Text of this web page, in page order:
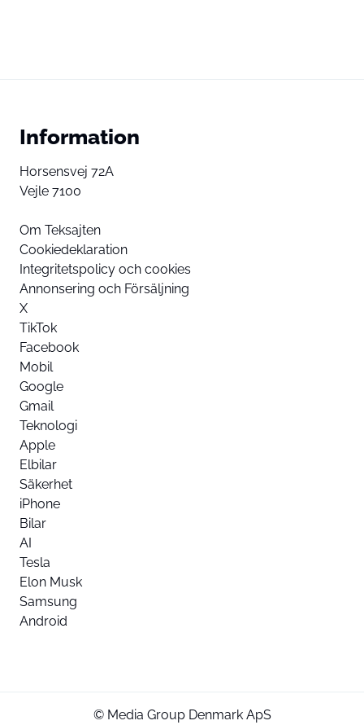
Information
Horsensvej 72A
Vejle 7100
Om Teksajten
Cookiedeklaration
Integritetspolicy och cookies
Annonsering och Försäljning
X
TikTok
Facebook
Mobil
Google
Gmail
Teknologi
Apple
Elbilar
Säkerhet
iPhone
Bilar
AI
Tesla
Elon Musk
Samsung
Android
© Media Group Denmark ApS